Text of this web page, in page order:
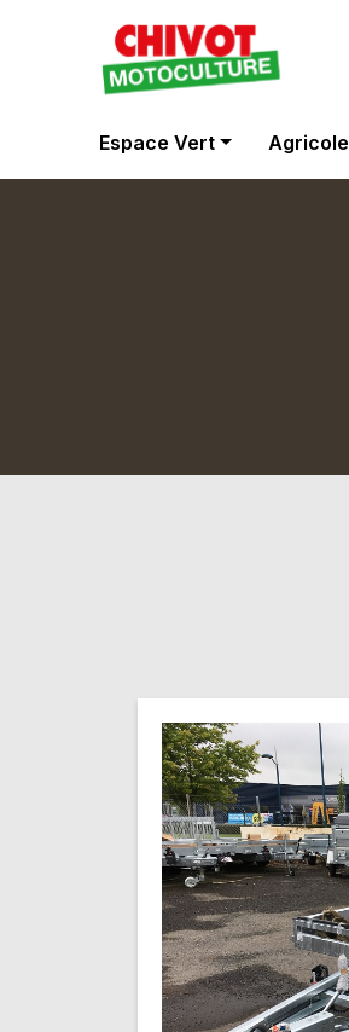
Espace Vert Agricole